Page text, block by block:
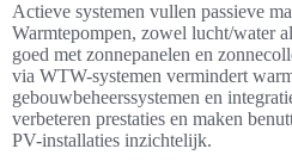
Actieve systemen vullen passieve
Warmtepompen, zowel lucht/water
goed met zonnepanelen en
via WTW-systemen vermindert
gebouwbeheerssystemen en
verbeteren prestaties en maken
PV-installaties inzichtelijk.